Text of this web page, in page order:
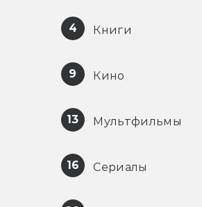
4 Книги
9 Кино
13 Мультфильмы
16 Сериалы